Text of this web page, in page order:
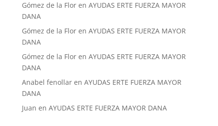
Gómez de la Floren AYUDAS ERTE FUERZA MAYOR
DANA
Gómez de la Floren AYUDAS ERTE FUERZA MAYOR
DANA
Gómez de la Floren AYUDAS ERTE FUERZA MAYOR
DANA
Anabel fenollaren AYUDAS ERTE FUERZA MAYOR
DANA
Juan en AYUDAS ERTE FUERZA MAYOR DANA